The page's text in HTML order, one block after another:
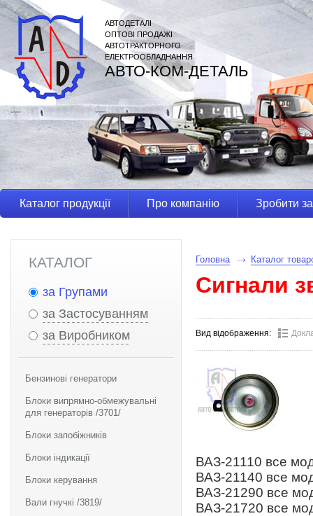
АВТОДЕТАЛІ
ОПТОВІ ПРОДАЖІ
АВТОТРАКТОРНОГО
ЕЛЕКТРООБЛАДНАННЯ
АВТО-КОМ-ДЕТАЛЬ
Каталог продукції Про компанію Зробити
КАТАЛОГ
за Групами
за Застосуванням
за Виробником
Бензинові генератори
Блоки випрямно-обмежувальні
для генераторів /3701/
Блоки запобіжників
Блоки індикації
Блоки керування
Вали гнучкі /3819/
Головна Каталог
Сигнали
Вид відображення:
ВАЗ-21110 все
ВАЗ-21140 все
ВАЗ-21290 все
ВАЗ-21720 все